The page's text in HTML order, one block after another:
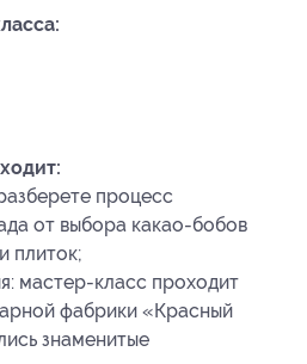
процесс
от выбора какао-бобов
плиток;
мастер-класс проходит
фабрики «Красный
знаменитые